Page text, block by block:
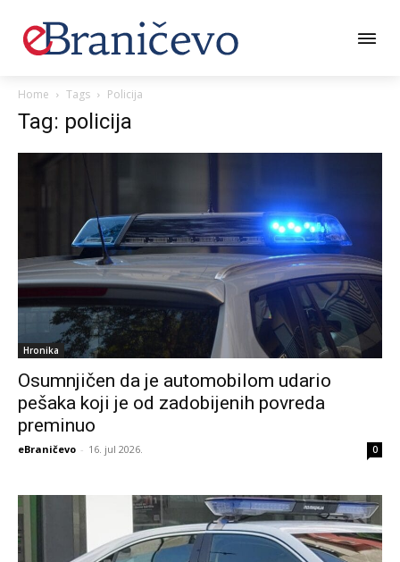
Home Tags Policija
Tag: policija
Hronika
Osumnjičen da je automobilom udario
pešaka koji je od zadobijenih povreda
preminuo
eBraničevo - 16. jul 2026. 0